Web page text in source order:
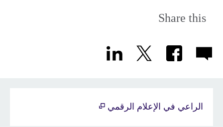
Share this
الراعي في الإعلام الرقمي